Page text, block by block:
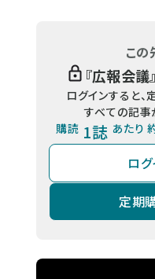
こ
『広報会議
ログインすると
すべての記事
購読 1誌 あたり
ロ
定期